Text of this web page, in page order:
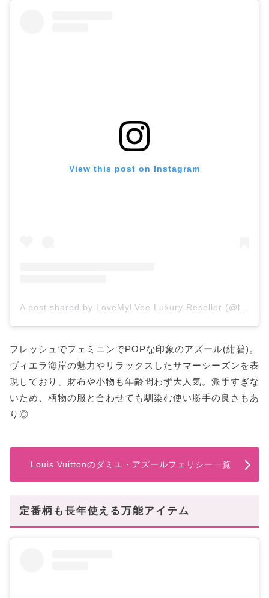
View this post on Instagram
A post shared by LoveMyLVoe Luxury Reseller (@lovemylvoe)
フレッシュでフェミニンでPOPな印象のアズール(紺碧)。
ヴィエラ海岸の魅力やリラックスしたサマーシーズンを表
現しており、財布や小物も年齢問わず大人気。派手すぎな
いため、柄物の服と合わせても馴染む使い勝手の良さもあ
り◎
Louis Vuittonのダミエ・アズールフェリシー一覧
定番柄も長年使える万能アイテム